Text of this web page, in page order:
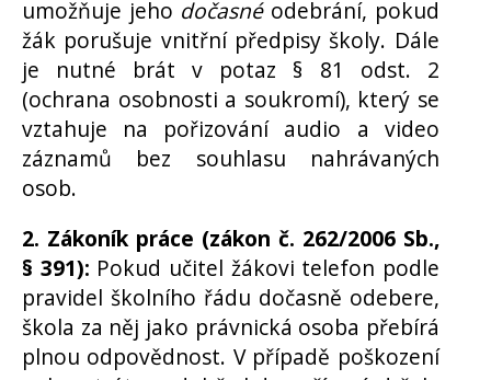
umožňuje jeho dočasnéodebrání, pokud
žák porušuje vnitřní předpisy školy. Dále
je nutné brát v potaz § 81 odst. 2
(ochrana osobnosti a soukromí), který se
vztahuje na pořizování audio a video
záznamů bez souhlasu nahrávaných
osob.
2. Zákoník práce (zákon č. 262/2006 Sb.,
§ 391): Pokud učitel žákovi telefon podle
pravidel školního řádu dočasně odebere,
škola za něj jako právnická osoba přebírá
plnou odpovědnost. V případě poškození